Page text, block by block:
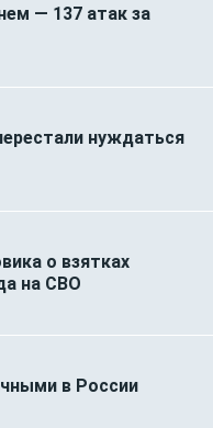
— 137 атак за
нуждаться
о взятках
на СВО
в России